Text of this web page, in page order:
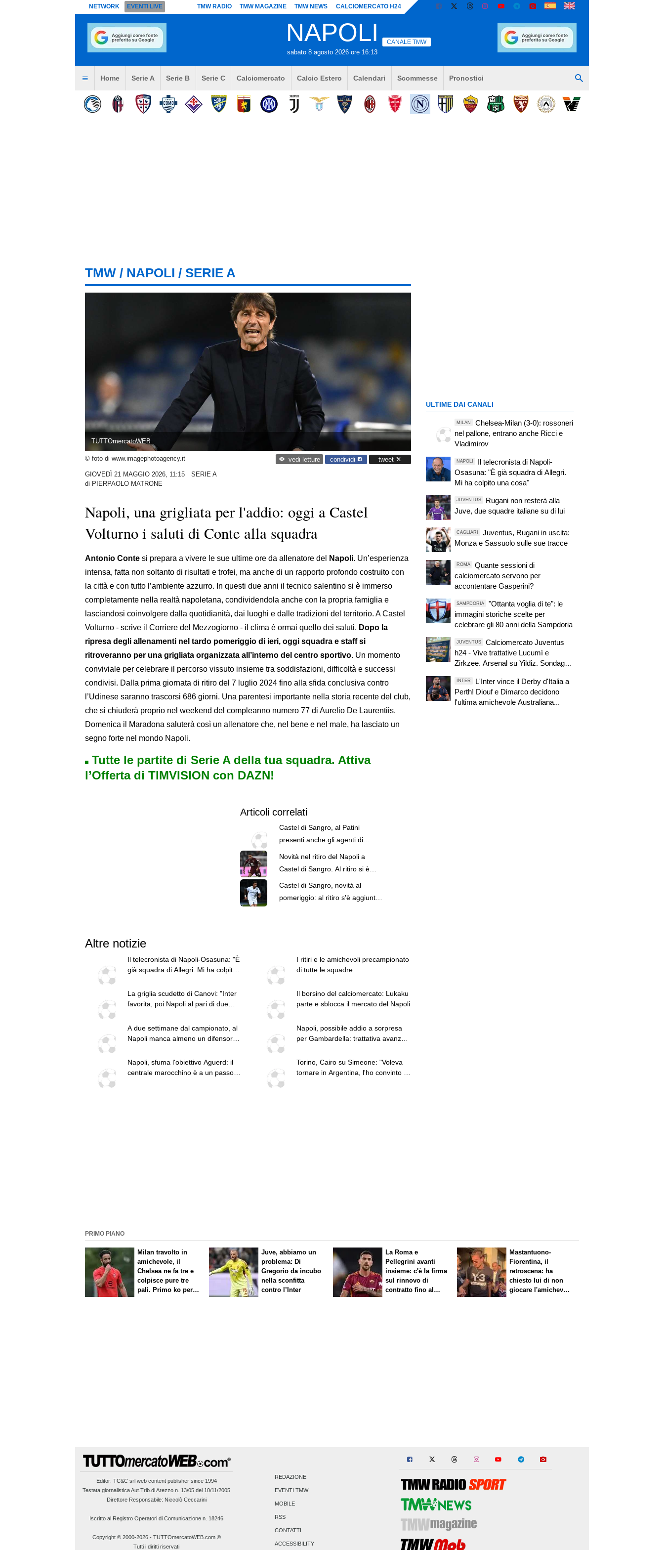
NETWORK EVENTI LIVE TMW RADIO TMW MAGAZINE TMW NEWS CALCIOMERCATO H24
NAPOLI
sabato 8 agosto 2026 ore 16:13
CANALE TMW
Home Serie A Serie B Serie C Calciomercato Calcio Estero Calendari Scommesse Pronostici
TMW / NAPOLI / SERIE A
TUTTOmercatoWEB
© foto di www.imagephotoagency.it vedi letture condividi tweet
GIOVEDÌ 21 MAGGIO 2026, 11:15
SERIE A
di PIERPAOLO MATRONE
Napoli, una grigliata per l'addio: oggi a Castel
Volturno i saluti di Conte alla squadra
Antonio Conte si prepara a vivere le sue ultime ore da allenatore del Napoli. Un’esperienza
intensa, fatta non soltanto di risultati e trofei, ma anche di un rapporto profondo costruito con
la città e con tutto l’ambiente azzurro. In questi due anni il tecnico salentino si è immerso
completamente nella realtà napoletana, condividendola anche con la propria famiglia e
lasciandosi coinvolgere dalla quotidianità, dai luoghi e dalle tradizioni del territorio. A Castel
Volturno - scrive il Corriere del Mezzogiorno - il clima è ormai quello dei saluti. Dopo la
ripresa degli allenamenti nel tardo pomeriggio di ieri, oggi squadra e staff si
ritroveranno per una grigliata organizzata all’interno del centro sportivo. Un momento
conviviale per celebrare il percorso vissuto insieme tra soddisfazioni, difficoltà e successi
condivisi. Dalla prima giornata di ritiro del 7 luglio 2024 fino alla sfida conclusiva contro
l’Udinese saranno trascorsi 686 giorni. Una parentesi importante nella storia recente del club,
che si chiuderà proprio nel weekend del compleanno numero 77 di Aurelio De Laurentiis.
Domenica il Maradona saluterà così un allenatore che, nel bene e nel male, ha lasciato un
segno forte nel mondo Napoli.
Tutte le partite di Serie A della tua squadra. Attiva
l’Offerta di TIMVISION con DAZN!
Articoli correlati
Castel di Sangro, al Patini
presenti anche gli agenti di
Novità nel ritiro del Napoli a
Castel di Sangro. Al ritiro si è
aggiunto anche Ngonge
Castel di Sangro, novità al
pomeriggio: al ritiro s'è aggiunto
Altre notizie
Il telecronista di Napoli-Osasuna: "È
già squadra di Allegri. Mi ha colpito
I ritiri e le amichevoli precampionato
di tutte le squadre
La griglia scudetto di Canovi: "Inter
favorita, poi Napoli al pari di due
Il borsino del calciomercato: Lukaku
parte e sblocca il mercato del Napoli
A due settimane dal campionato, al
Napoli manca almeno un difensore.
Napoli, possibile addio a sorpresa
per Gambardella: trattativa avanzata
Napoli, sfuma l'obiettivo Aguerd: il
centrale marocchino è a un passo
Torino, Cairo su Simeone: "Voleva
tornare in Argentina, l'ho convinto in
ULTIME DAI CANALI
MILAN
Chelsea-Milan (3-0): rossoneri
nel pallone, entrano anche Ricci e
Vladimirov
NAPOLI
Il telecronista di Napoli-
Osasuna: "È già squadra di Allegri.
Mi ha colpito una cosa"
JUVENTUS
Rugani non resterà alla
Juve, due squadre italiane su di lui
CAGLIARI
Juventus, Rugani in uscita:
Monza e Sassuolo sulle sue tracce
ROMA
Quante sessioni di
calciomercato servono per
accontentare Gasperini?
SAMPDORIA
"Ottanta voglia di te": le
immagini storiche scelte per
celebrare gli 80 anni della Sampdoria
JUVENTUS
Calciomercato Juventus
h24 - Vive trattative Lucumì e
Zirkzee. Arsenal su Yildiz. Sondaggio
Suzuki. Pellegrino, concorrenza
viola. Zhegrova non vuole partire.
Sorloth sul mercato. Vlahovic, nuova
INTER
L'Inter vince il Derby d'Italia a
Perth! Diouf e Dimarco decidono
l'ultima amichevole Australiana...
PRIMO PIANO
Milan travolto in
amichevole, il
Chelsea ne fa tre e
colpisce pure tre
pali. Primo ko per
Juve, abbiamo un
problema: Di
Gregorio da incubo
nella sconfitta
contro l’Inter
La Roma e
Pellegrini avanti
insieme: c'è la firma
sul rinnovo di
contratto fino al
Mastantuono-
Fiorentina, il
retroscena: ha
chiesto lui di non
giocare l'amichevole
Editor: TC&C srlweb content publisher since 1994
Testata giornalistica Aut.Trib.di Arezzo n. 13/05 del 10/11/2005
Direttore Responsabile: Niccolò Ceccarini
Iscritto al Registro Operatori di Comunicazione n. 18246
Copyright © 2000-2026- TUTTOmercatoWEB.com ®
Tutti i diritti riservati
REDAZIONE
EVENTI TMW
MOBILE
RSS
CONTATTI
ACCESSIBILITY